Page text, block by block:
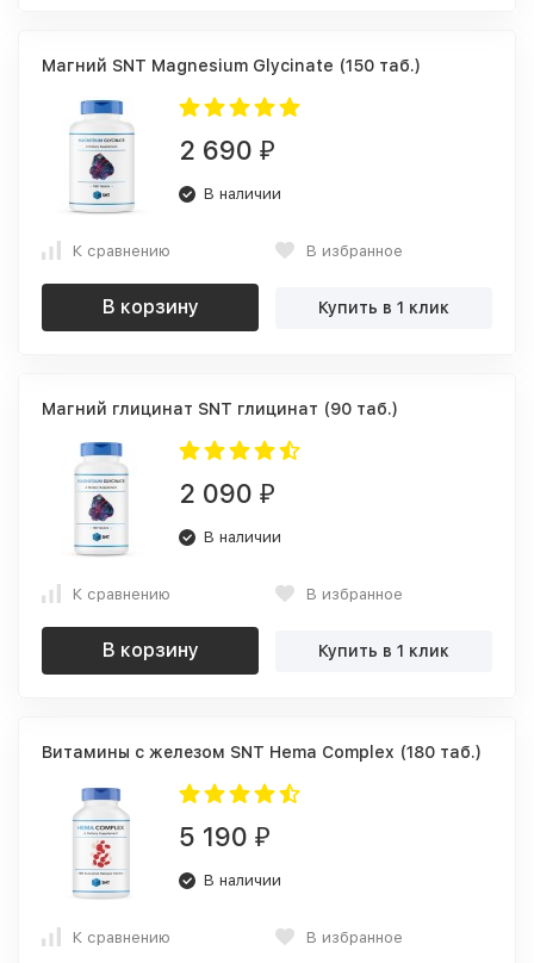
Магний SNT Magnesium Glycinate (150 таб.)
2 690 ₽
В наличии
К сравнению В избранное
В корзину Купить в 1 клик
Магний глицинат SNT глицинат (90 таб.)
2 090 ₽
В наличии
К сравнению В избранное
В корзину Купить в 1 клик
Витамины с железом SNT Hema Complex (180 таб.)
5 190 ₽
В наличии
К сравнению В избранное